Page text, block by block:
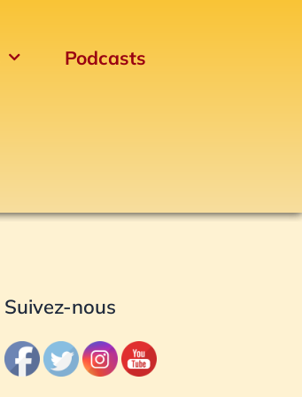
Podcasts
Suivez-nous
Archives